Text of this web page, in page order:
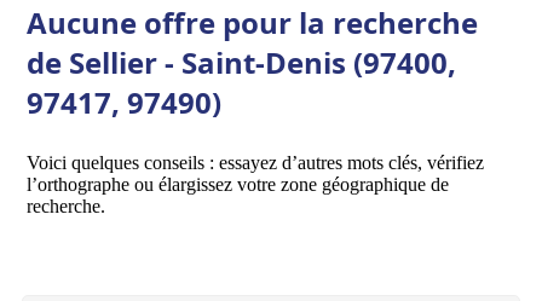
Aucune offre pour la recherche
de Sellier - Saint-Denis (97400,
97417, 97490)
Voici quelques conseils : essayez d’autres mots clés, vérifiez
l’orthographe ou élargissez votre zone géographique de
recherche.